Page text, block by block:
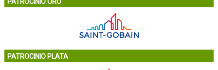
PATROCINIO PLATA